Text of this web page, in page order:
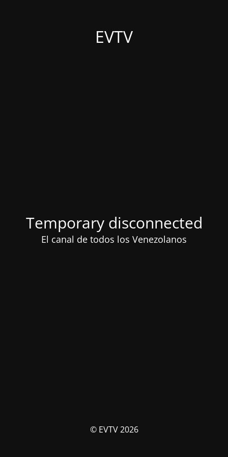
EVTV
Temporary disconnected
El canal de todos los Venezolanos
© EVTV 2026